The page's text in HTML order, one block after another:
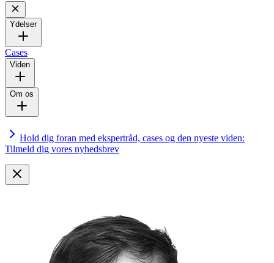
Ydelser
Cases
Viden
Om os
Hold dig foran med ekspertråd, cases og den nyeste viden:
Tilmeld dig vores nyhedsbrev